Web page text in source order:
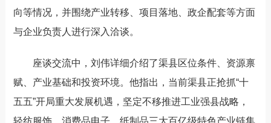
向等情况，并围绕产业转移、项目落地、政企配套等方面
与企业负责人进行深入洽谈。
座谈交流中，刘伟详细介绍了渠县区位条件、资源禀
赋、产业基础和投资环境。他指出，当前渠县正抢抓“十
五五”开局重大发展机遇，坚定不移推进工业强县战略，